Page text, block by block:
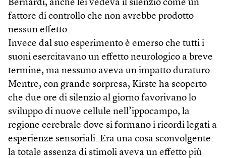
Bernardi, anche lei vedeva il silenzio come un
fattore di controllo che non avrebbe prodotto
nessun effetto.
Invece dal suo esperimento è emerso che tutti i
suoni esercitavano un effetto neurologico a breve
termine, ma nessuno aveva un impatto duraturo.
Mentre, con grande sorpresa, Kirste ha scoperto
che due ore di silenzio al giorno favorivano lo
sviluppo di nuove cellule nell’ippocampo, la
regione cerebrale dove si formano i ricordi legati a
esperienze sensoriali. Era una cosa sconvolgente:
la totale assenza di stimoli aveva un effetto più